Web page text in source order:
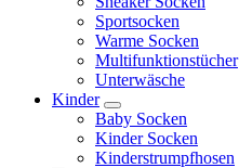
Sportsocken
Warme Socken
Multifunktionstücher
Unterwäsche
Kinder
Baby Socken
Kinder Socken
Kinderstrumpfhosen